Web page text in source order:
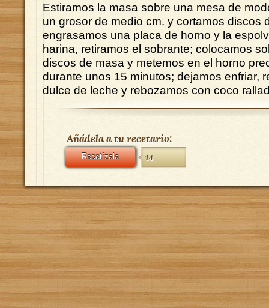
Estiramos la masa sobre una mesa de
un grosor de medio cm. y cortamos discos
engrasamos una placa de horno y la
harina, retiramos el sobrante; colocamos
discos de masa y metemos en el horno
durante unos 15 minutos; dejamos enfriar,
dulce de leche y rebozamos con coco
Añádela a tu recetario:
Recetízala 14